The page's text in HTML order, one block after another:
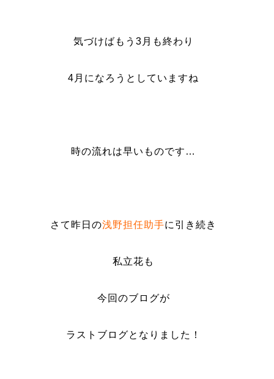
気づけばもう3月も終わり
4月になろうとしていますね
時の流れは早いものです…
さて昨日の浅野担任助手に引き続き
私立花も
今回のブログが
ラストブログとなりました！